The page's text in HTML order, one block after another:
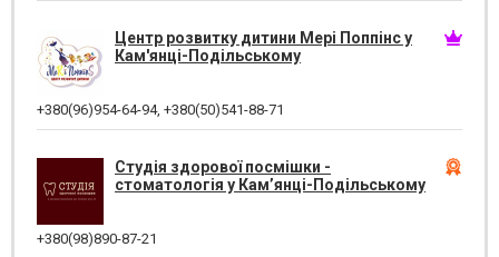
Центр розвитку дитини Мері Поппінс у
Кам'янці-Подільському
+380(96)954-64-94, +380(50)541-88-71
Студія здорової посмішки -
стоматологія у Кам’янці-Подільському
+380(98)890-87-21